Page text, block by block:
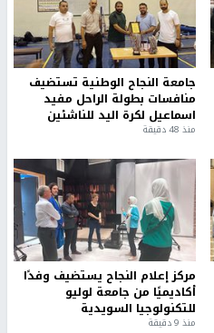
جامعة النجاح الوطنية تستضيف
منافسات بطولة الراحل مفيد
اسماعيل لكرة اليد للناشئين
منذ 48 دقيقة
مركز إعلام النجاح يستضيف وفدًا
أكاديميًا من جامعة لوليو
للتكنولوجيا السويدية
منذ 9 دقيقة